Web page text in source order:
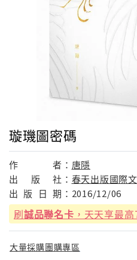
璇璣圖密碼
作 者： 唐隱
出
版 社： 春天出版國際
出 版 日 期： 2016/12/06
刷誠品聯名卡 ，天天享最
大量採購團購專區